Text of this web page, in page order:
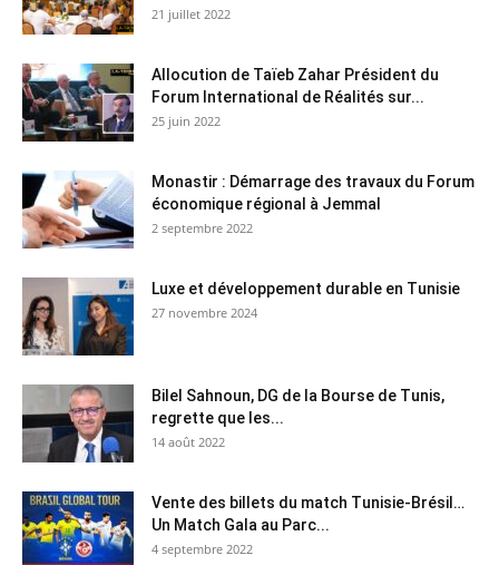
21 juillet 2022
Allocution de Taïeb Zahar Président du
Forum International de Réalités sur...
25 juin 2022
Monastir : Démarrage des travaux du Forum
économique régional à Jemmal
2 septembre 2022
Luxe et développement durable en Tunisie
27 novembre 2024
Bilel Sahnoun, DG de la Bourse de Tunis,
regrette que les...
14 août 2022
Vente des billets du match Tunisie-Brésil…
Un Match Gala au Parc...
4 septembre 2022